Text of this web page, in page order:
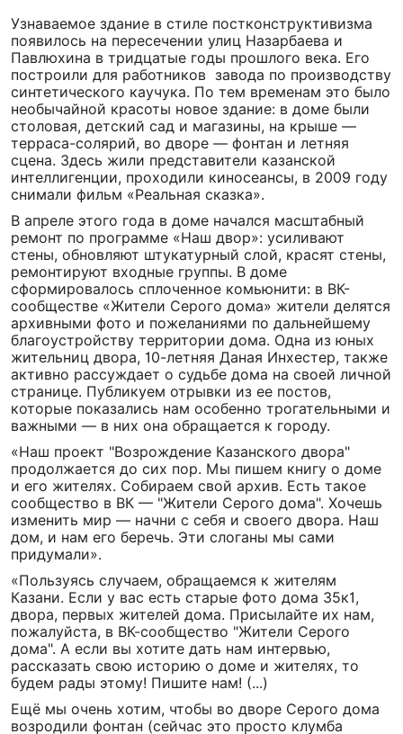
Узнаваемое здание в стиле постконструктивизма
появилось на пересечении улиц Назарбаева и
Павлюхина в тридцатые годы прошлого века. Его
построили для работников завода по производству
синтетического каучука. По тем временам это было
необычайной красоты новое здание: в доме были
столовая, детский сад и магазины, на крыше —
терраса-солярий, во дворе — фонтан и летняя
сцена. Здесь жили представители казанской
интеллигенции, проходили киносеансы, в 2009 году
снимали фильм «Реальная сказка».
В апреле этого года в доме начался масштабный
ремонт по программе «Наш двор»: усиливают
стены, обновляют штукатурный слой, красят стены,
ремонтируют входные группы. В доме
сформировалось сплоченное комьюнити: в ВК-
сообществе «Жители Серого дома» жители делятся
архивными фото и пожеланиями по дальнейшему
благоустройству территории дома. Одна из юных
жительниц двора, 10-летняя Даная Инхестер, также
активно рассуждает о судьбе дома на своей личной
странице. Публикуем отрывки из ее постов,
которые показались нам особенно трогательными и
важными — в них она обращается к городу.
«Наш проект "Возрождение Казанского двора"
продолжается до сих пор. Мы пишем книгу о доме
и его жителях. Собираем свой архив. Есть такое
сообщество в ВК — "Жители Серого дома". Хочешь
изменить мир — начни с себя и своего двора. Наш
дом, и нам его беречь. Эти слоганы мы сами
придумали».
«Пользуясь случаем, обращаемся к жителям
Казани. Если у вас есть старые фото дома 35к1,
двора, первых жителей дома. Присылайте их нам,
пожалуйста, в ВК-сообщество "Жители Серого
дома". А если вы хотите дать нам интервью,
рассказать свою историю о доме и жителях, то
будем рады этому! Пишите нам! (...)
Ещё мы очень хотим, чтобы во дворе Серого дома
возродили фонтан (сейчас это просто клумба